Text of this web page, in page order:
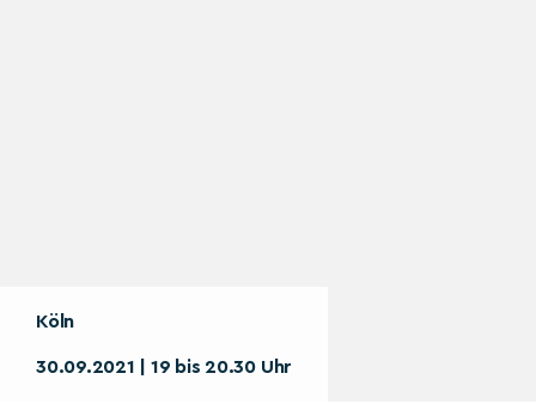
Köln
30.09.2021 | 19 bis 20.30 Uhr